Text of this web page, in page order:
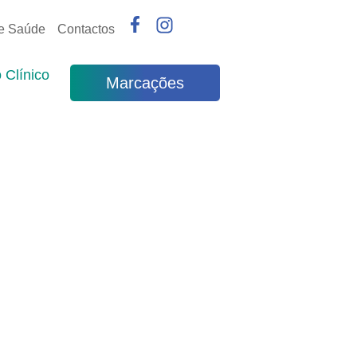
Saúde Contactos
Clínico Marcações